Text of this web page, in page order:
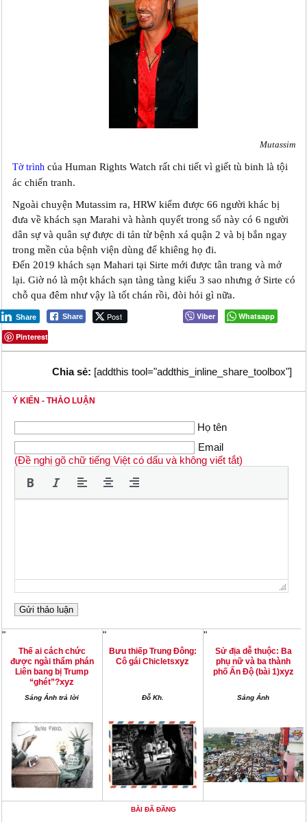
Mutassim
Tờ trình của Human Rights Watch rất chi tiết vì giết tù binh là tội
ác chiến tranh.
Ngoài chuyện Mutassim ra, HRW kiểm được 66 người khác bị
đưa về khách sạn Marahi và hành quyết trong số này có 6 người
dân sự và quân sự được di tản từ bệnh xá quận 2 và bị bắn ngay
trong mền của bệnh viện dùng để khiêng họ đi.
Đến 2019 khách sạn Mahari tại Sirte mới được tân trang và mở
lại. Giờ nó là một khách sạn tàng tàng kiểu 3 sao nhưng ở Sirte có
chỗ qua đêm như vậy là tốt chán rồi, đòi hỏi gì nữa.
Share Post
Share Viber
Whatsapp
Pinterest
Chia sẻ: [addthis tool="addthis_inline_share_toolbox"]
Ý KIẾN - THẢO LUẬN
Họ tên
Email
(Đề nghị gõ chữ tiếng Việt có dấu và không viết tắt)
"
Thế ai cách chức
được ngài thẩm phán
Liên bang bị Trump
“ghét”?xyz
Sáng Ánh trả lời
"
Bưu thiếp Trung Đông:
Cô gái Chicletsxyz
Đỗ Kh.
"
Sử địa dễ thuộc: Ba
phụ nữ và ba thành
phố Ấn Độ (bài 1)xyz
Sáng Ánh
BÀI ĐÃ ĐĂNG